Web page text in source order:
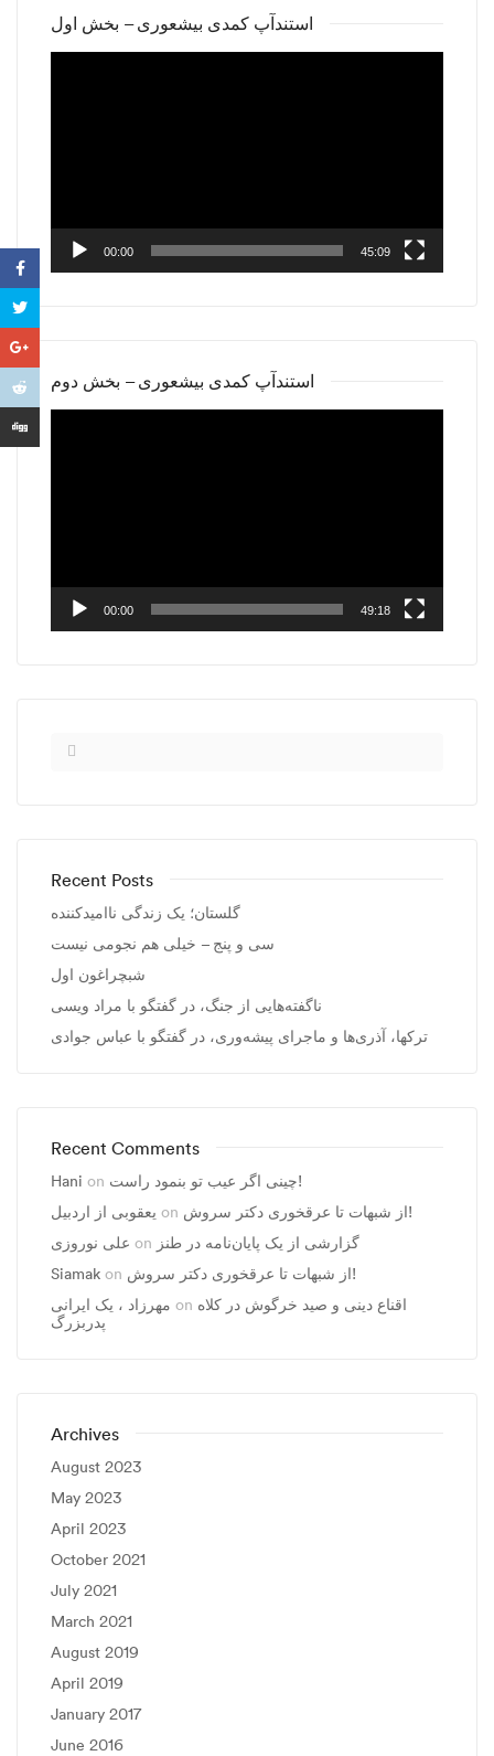
استندآپ کمدی بیشعوری – بخش اول
00:00 45:09
استندآپ کمدی بیشعوری – بخش دوم
00:00 49:18
Recent Posts
گلستان؛ یک زندگی ناامیدکننده
سی و پنج – خیلی هم نجومی نیست
شبچراغون اول
ناگفته‌هایی از جنگ، در گفتگو با مراد ویسی
ترکها، آذری‌ها و ماجرای پیشه‌وری، در گفتگو با عباس جوادی
Recent Comments
Hani on
چینی اگر عیب تو بنمود راست!
یعقوبی از اردبیل on
از شبهات تا عرقخوری دکتر سروش!
علی نوروزی on گزارشی از یک پایان‌نامه در طنز
Siamak on
از شبهات تا عرقخوری دکتر سروش!
مهرزاد ، يک ايرانی on اقناع دینی و صید خرگوش در کلاه
پدربزرگ
Archives
August 2023
May 2023
April 2023
October 2021
July 2021
March 2021
August 2019
April 2019
January 2017
June 2016